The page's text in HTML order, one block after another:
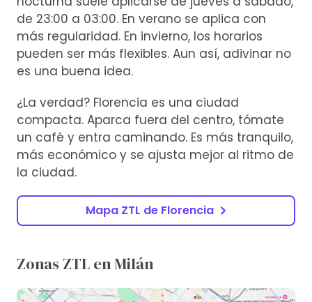
de 23:00 a 03:00. En verano se aplica con
más regularidad. En invierno, los horarios
pueden ser más flexibles. Aun así, adivinar no
es una buena idea.
¿La verdad? Florencia es una ciudad
compacta. Aparca fuera del centro, tómate
un café y entra caminando. Es más tranquilo,
más económico y se ajusta mejor al ritmo de
la ciudad.
Mapa ZTL de Florencia
Zonas ZTL en Milán